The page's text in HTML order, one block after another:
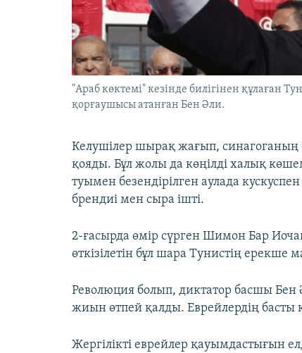
"Араб көктемі" кезінде билігінен құлаған
қорғаушысы атанған Бен Әли.
Келушілер шырақ жағып, синагоганың
қояды. Бұл жолы да көңілді халық
туымен безендірілген аулада
брендиі мен сыра ішті.
2-ғасырда өмір сүрген Шимон Бар
өткізілетін бұл шара Тунистің
Революция болып, диктатор басшы Бен
жиын өтпей қалды. Еврейлердің
Жергілікті еврейлер қауымдастығын